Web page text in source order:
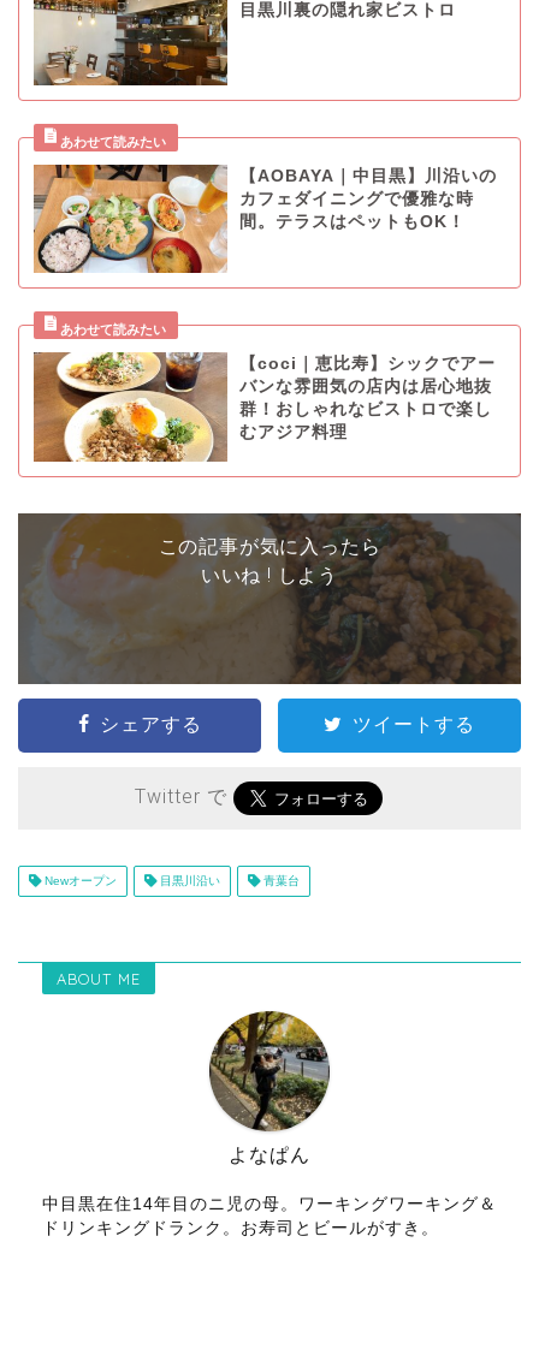
目黒川裏の隠れ家ビストロ
【AOBAYA｜中目黒】川沿いの
カフェダイニングで優雅な時
間。テラスはペットもOK！
【coci｜恵比寿】シックでアー
バンな雰囲気の店内は居心地抜
群！おしゃれなビストロで楽し
むアジア料理
この記事が気に入ったら
いいね ! しよう
シェアする ツイートする
Twitter で
Newオープン 目黒川沿い 青葉台
ABOUT ME
よなぱん
中目黒在住14年目のニ児の母。ワーキングワーキング＆
ドリンキングドランク。お寿司とビールがすき。